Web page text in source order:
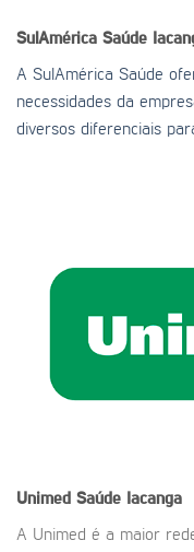
SulAmérica Saúde
A SulAmérica Saúde
necessidades da
diversos diferenciais
Unimed Saúde Iacanga
A Unimed é a maior